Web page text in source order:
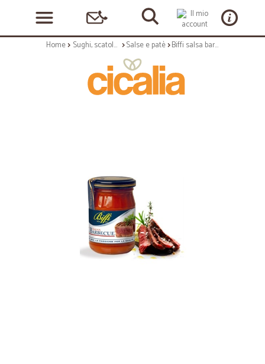
Home Sughi, scatolame e condimenti Salse e patè Biffi salsa barbecue - gr.150